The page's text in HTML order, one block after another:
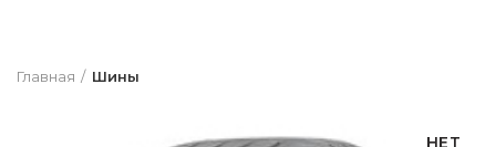
Главная Шины
НЕТ